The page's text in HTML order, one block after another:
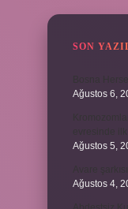
SON
Ağustos 6,
Ağustos 5,
Ağustos 4,